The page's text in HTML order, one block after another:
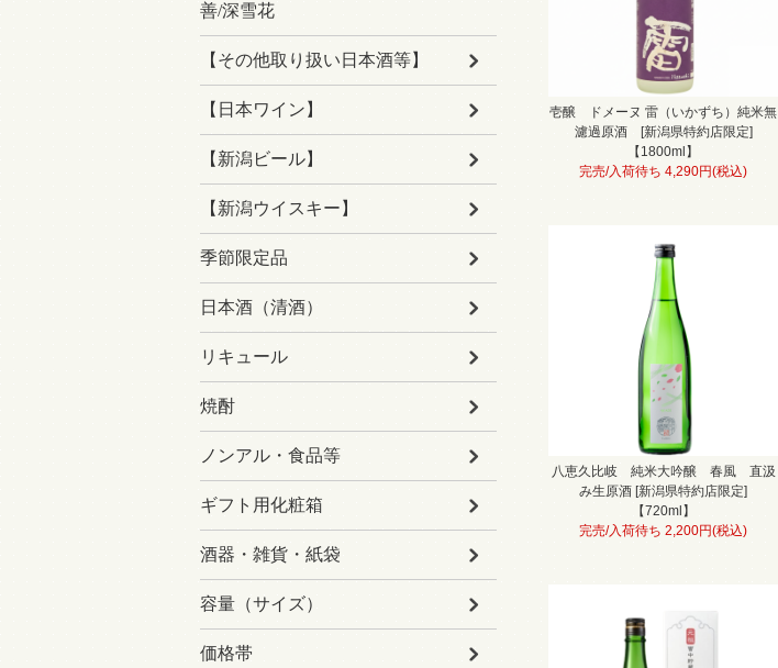
壱醸 ドメーヌ 雷（いかずち）純米無
濾過原酒 [新潟県特約店限定]
【1800ml】
完売/入荷待ち 4,290円(税込)
八恵久比岐 純米大吟醸 春風 直汲
み生原酒 [新潟県特約店限定]
【720ml】
完売/入荷待ち 2,200円(税込)
善/深雪花
【その他取り扱い日本酒等】
【日本ワイン】
【新潟ビール】
【新潟ウイスキー】
季節限定品
日本酒（清酒）
リキュール
焼酎
ノンアル・食品等
ギフト用化粧箱
酒器・雑貨・紙袋
容量（サイズ）
価格帯